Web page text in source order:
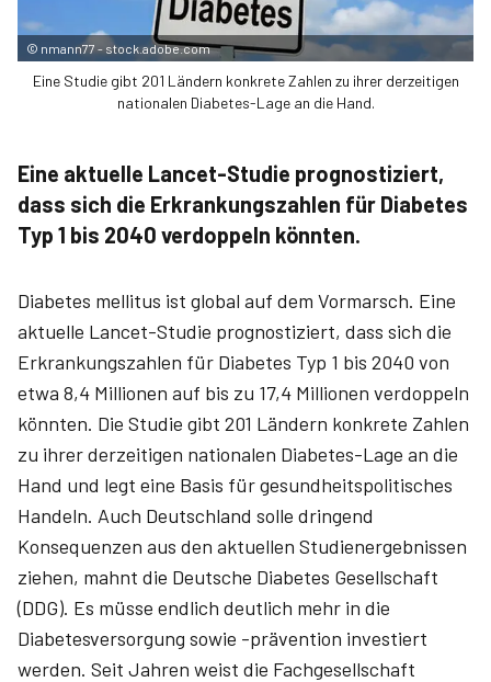
© nmann77 - stock.adobe.com
Eine Studie gibt 201 Ländern konkrete Zahlen zu ihrer derzeitigen
nationalen Diabetes-Lage an die Hand.
Eine aktuelle Lancet-Studie prognostiziert,
dass sich die Erkrankungszahlen für Diabetes
Typ 1 bis 2040 verdoppeln könnten.
Diabetes mellitus ist global auf dem Vormarsch. Eine
aktuelle Lancet-Studie prognostiziert, dass sich die
Erkrankungszahlen für Diabetes Typ 1 bis 2040 von
etwa 8,4 Millionen auf bis zu 17,4 Millionen verdoppeln
könnten. Die Studie gibt 201 Ländern konkrete Zahlen
zu ihrer derzeitigen nationalen Diabetes-Lage an die
Hand und legt eine Basis für gesundheitspolitisches
Handeln. Auch Deutschland solle dringend
Konsequenzen aus den aktuellen Studienergebnissen
ziehen, mahnt die Deutsche Diabetes Gesellschaft
(DDG). Es müsse endlich deutlich mehr in die
Diabetesversorgung sowie -prävention investiert
werden. Seit Jahren weist die Fachgesellschaft